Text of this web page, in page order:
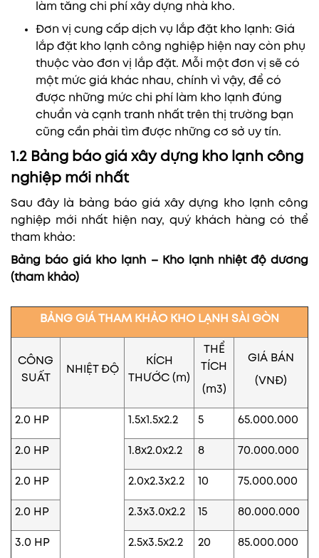
làm tăng chi phí xây dựng nhà kho.
Đơn vị cung cấp dịch vụ lắp đặt kho lạnh: Giá
lắp đặt kho lạnh công nghiệp hiện nay còn phụ
thuộc vào đơn vị lắp đặt. Mỗi một đơn vị sẽ có
một mức giá khác nhau, chính vì vậy, để có
được những mức chi phí làm kho lạnh đúng
chuẩn và cạnh tranh nhất trên thị trường bạn
cũng cần phải tìm được những cơ sở uy tín.
1.2 Bảng báo giá xây dựng kho lạnh công
nghiệp mới nhất
Sau đây là bảng báo giá xây dựng kho lạnh công
nghiệp mới nhất hiện nay, quý khách hàng có thể
tham khảo:
Bảng báo giá kho lạnh – Kho lạnh nhiệt độ dương
(tham khảo)
BẢNG GIÁ THAM KHẢO KHO LẠNH SÀI GÒN
CÔNG
SUẤT
NHIỆT ĐỘ
KÍCH
THƯỚC (m)
THỂ
TÍCH
(m3)
GIÁ BÁN
(VNĐ)
2.0 HP 1.5x1.5x2.2 5 65.000.000
2.0 HP 1.8x2.0x2.2 8 70.000.000
2.0 HP 2.0x2.3x2.2 10 75.000.000
2.0 HP 2.3x3.0x2.2 15 80.000.000
3.0 HP 2.5x3.5x2.2 20 85.000.000